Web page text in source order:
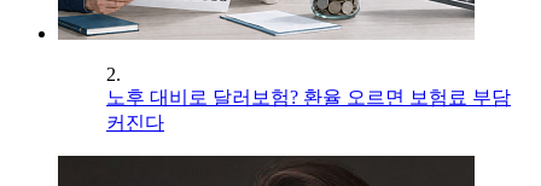
2.
노후 대비로 달러보험? 환율 오르면 보험료 부담
커진다